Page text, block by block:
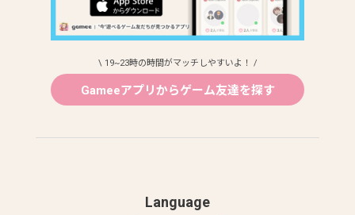
\ 19~23時の時間がマッチしやすいよ！ /
Gameeアプリからゲーム友達を探す
Language